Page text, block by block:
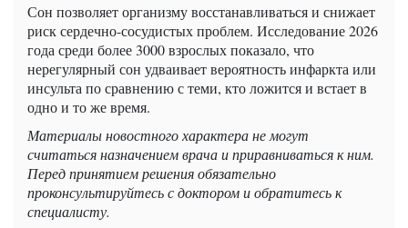
Сон позволяет организму восстанавливаться и снижает
риск сердечно-сосудистых проблем. Исследование 2026
года среди более 3000 взрослых показало, что
нерегулярный сон удваивает вероятность инфаркта или
инсульта по сравнению с теми, кто ложится и встает в
одно и то же время.
Материалы новостного характера не могут
считаться назначением врача и приравниваться к ним.
Перед принятием решения обязательно
проконсультируйтесь с доктором и обратитесь к
специалисту.